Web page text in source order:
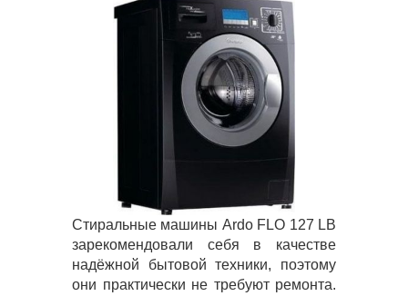
Стиральные машины Ardo FLO 127 LB
зарекомендовали себя в качестве
надёжной бытовой техники, поэтому
они практически не требуют ремонта.